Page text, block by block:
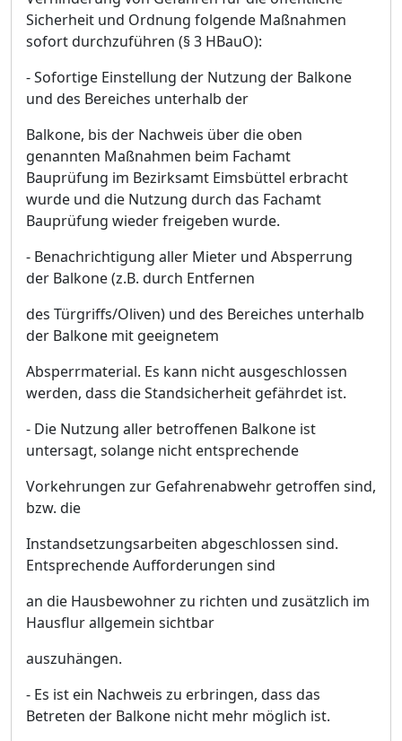
Sicherheit und Ordnung folgende Maßnahmen
sofort durchzuführen (§ 3 HBauO):
-Sofortige Einstellung der Nutzung der Balkone
und des Bereiches unterhalb der
Balkone, bis der Nachweis über die oben
genannten Maßnahmen beim Fachamt
Bauprüfung im Bezirksamt Eimsbüttel erbracht
wurde und die Nutzung durch das Fachamt
Bauprüfung wieder freigeben wurde.
- Benachrichtigung aller Mieter und Absperrung
der Balkone (z.B. durch Entfernen
des Türgriffs/Oliven) und des Bereiches unterhalb
der Balkone mit geeignetem
Absperrmaterial. Es kann nicht ausgeschlossen
werden, dass die Standsicherheit gefährdet ist.
- Die Nutzung aller betroffenen Balkone ist
untersagt, solange nicht entsprechende
Vorkehrungen zur Gefahrenabwehr getroffen sind,
bzw. die
Instandsetzungsarbeiten abgeschlossen sind.
Entsprechende Aufforderungen sind
an die Hausbewohner zu richten und zusätzlich im
Hausflur allgemein sichtbar
auszuhängen.
- Es ist ein Nachweis zu erbringen, dass das
Betreten der Balkone nicht mehr möglich ist.